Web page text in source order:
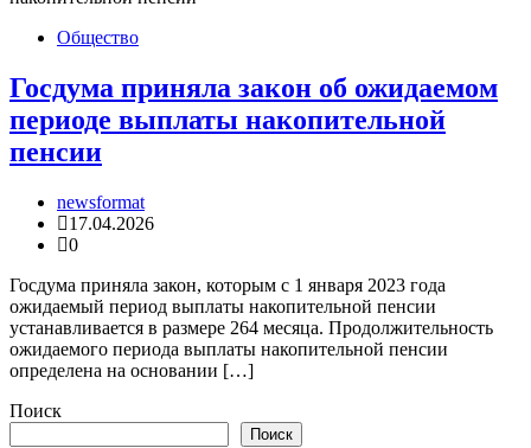
Общество
Госдума приняла закон об ожидаемом
периоде выплаты накопительной
пенсии
newsformat
17.04.2026
0
Госдума приняла закон, которым с 1 января 2023 года
ожидаемый период выплаты накопительной пенсии
устанавливается в размере 264 месяца. Продолжительность
ожидаемого периода выплаты накопительной пенсии
определена на основании […]
Поиск
Поиск